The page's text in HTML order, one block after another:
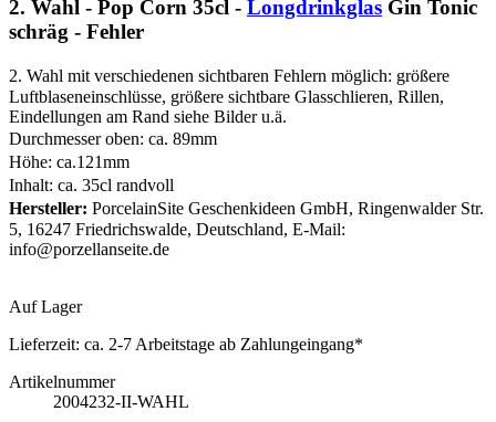
2. Wahl - Pop Corn 35cl - Longdrinkglas Gin Tonic
schräg - Fehler
2. Wahl mit verschiedenen sichtbaren Fehlern möglich: größere
Luftblaseneinschlüsse, größere sichtbare Glasschlieren, Rillen,
Eindellungen am Rand siehe Bilder u.ä.
Durchmesser oben: ca. 89mm
Höhe: ca.121mm
Inhalt: ca. 35cl randvoll
Hersteller: PorcelainSite Geschenkideen GmbH, Ringenwalder Str.
5, 16247 Friedrichswalde, Deutschland, E-Mail:
info@porzellanseite.de
Auf Lager
Lieferzeit: ca. 2-7 Arbeitstage ab Zahlungeingang*
Artikelnummer
2004232-II-WAHL